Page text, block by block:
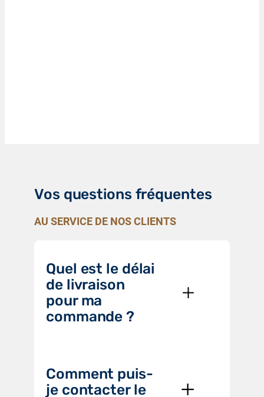
Vos questions fréquentes
AU SERVICE DE NOS CLIENTS
Quel est le délai
de livraison
pour ma
commande ?
Comment puis-
je contacter le